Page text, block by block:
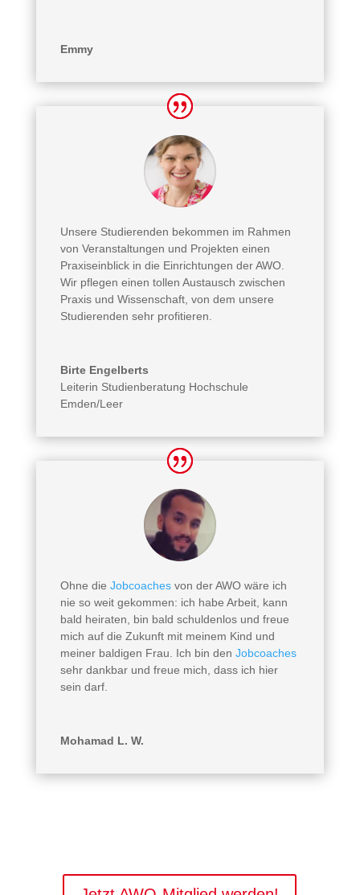
Emmy
Unsere Studierenden bekommen im Rahmen
von Veranstaltungen und Projekten einen
Praxiseinblick in die Einrichtungen der AWO.
Wir pflegen einen tollen Austausch zwischen
Praxis und Wissenschaft, von dem unsere
Studierenden sehr profitieren.
Birte Engelberts
Leiterin Studienberatung Hochschule
Emden/Leer
Ohne die Jobcoachesvon der AWO wäre ich
nie so weit gekommen: ich habe Arbeit, kann
bald heiraten, bin bald schuldenlos und freue
mich auf die Zukunft mit meinem Kind und
meiner baldigen Frau. Ich bin den Jobcoaches
sehr dankbar und freue mich, dass ich hier
sein darf.
Mohamad L. W.